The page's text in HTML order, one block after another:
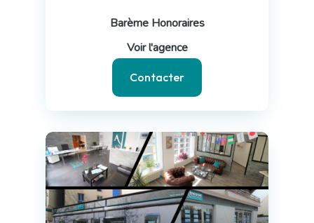
Barème Honoraires
Voir l'agence
Contacter